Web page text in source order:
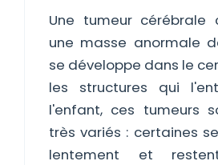
Une tumeur cérébrale
une masse anormale
se développe dans le
les structures qui
l'enfant, ces tumeurs
très variés : certaines
lentement et